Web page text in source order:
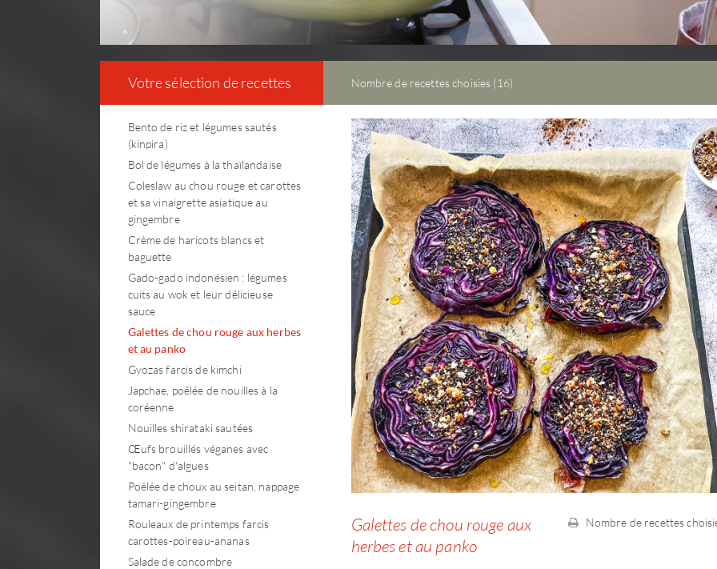
Voici l'équipement de
Votre sélection de recettes
Bento de riz et légumes sautés
(kinpira)
Bol de légumes à la thaïlandaise
Coleslaw au chou rouge et carottes
et sa vinaigrette asiatique au
gingembre
Crème de haricots blancs et
baguette
Gado-gado indonésien : légumes
cuits au wok et leur délicieuse
sauce
Galettes de chou rouge aux herbes
et au panko
Gyozas farcis de kimchi
Japchae, poêlée de nouilles à la
coréenne
Nouilles shirataki sautées
Œufs brouillés véganes avec
"bacon" d'algues
Poêlée de choux au seitan, nappage
tamari-gingembre
Rouleaux de printemps farcis
carottes-poireau-ananas
Salade de concombre
Nombre de recettes choisies (16)
Nombre de recettes
Galettes de chou rouge aux
herbes et au panko